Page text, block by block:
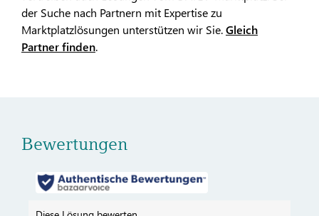
der Suche nach Partnern mit Expertise zu
Marktplatzlösungen unterstützen wir Sie.Gleich
Partner finden.
Bewertungen